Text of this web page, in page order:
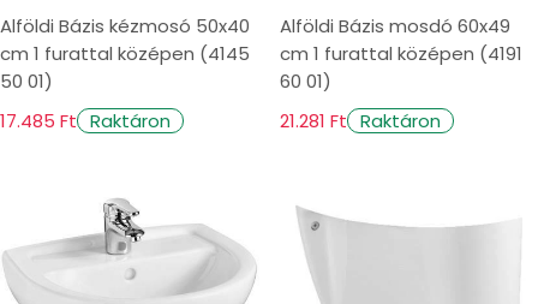
Alföldi Bázis kézmosó 50x40
cm 1 furattal középen (4145
50 01)
17.485 Ft Raktáron
Alföldi Bázis mosdó 60x49
cm 1 furattal középen (4191
60 01)
21.281 Ft Raktáron